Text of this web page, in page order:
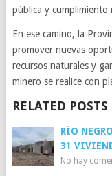
pública y cumplimiento
En ese camino, la
promover nuevas
recursos naturales y
minero se realice con
RELATED POSTS
RÍO
31
No hay